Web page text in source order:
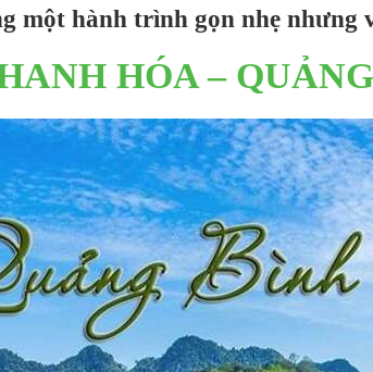
một hành trình gọn nhẹ nhưng
HÓA –